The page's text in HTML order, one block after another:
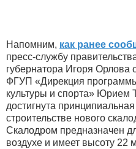
Напомним, как ранее
пресс-службу
губернатора Игоря Орлова
ФГУП «Дирекция
культуры и спорта»
достигнута
строительстве нового
Скалодром предназначен
воздухе и имеет высоту 22